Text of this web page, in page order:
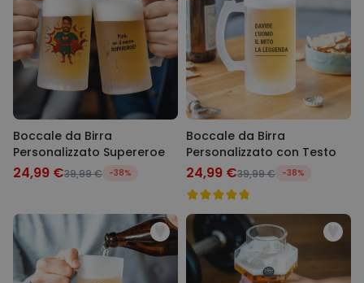
Boccale da Birra
Personalizzato Supereroe
24,99 €39,99 € -38%
Boccale da Birra
Personalizzato con Testo
24,99 €39,99 € -38%